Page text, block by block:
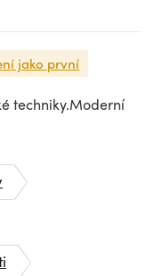
jako první
techniky.Moderní